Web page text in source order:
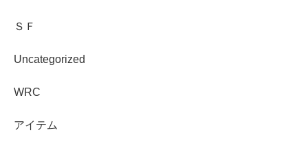
ＳＦ
Uncategorized
WRC
アイテム